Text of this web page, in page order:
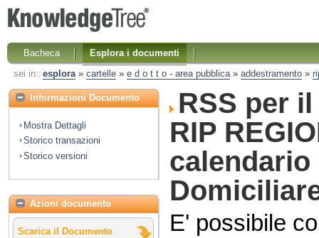
Bacheca
Esplora i documenti
sei in:: esplora» cartelle» e d o t t o - area pubblica» addestramento»
Informazioni Documento
Mostra Dettagli
Storico transazioni
Storico versioni
Azioni documento
Scarica il Documento
RSS per
RIP
E' possibile